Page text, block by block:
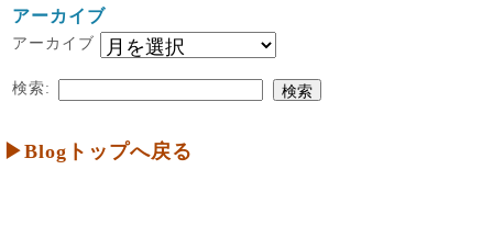
アーカイブ
アーカイブ
検索:
▶Blogトップへ戻る